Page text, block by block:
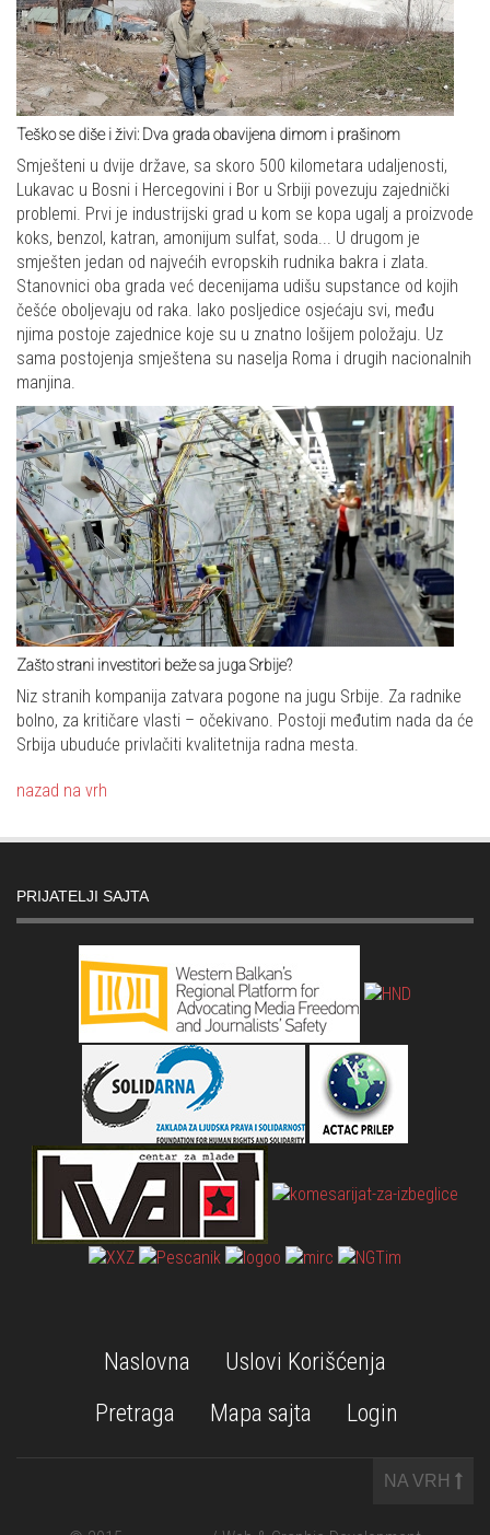
Teško se diše i živi: Dva grada obavijena dimom i prašinom
Smješteni u dvije države, sa skoro 500 kilometara udaljenosti,
Lukavac u Bosni i Hercegovini i Bor u Srbiji povezuju zajednički
problemi. Prvi je industrijski grad u kom se kopa ugalj a proizvode
koks, benzol, katran, amonijum sulfat, soda... U drugom je
smješten jedan od najvećih evropskih rudnika bakra i zlata.
Stanovnici oba grada već decenijama udišu supstance od kojih
češće oboljevaju od raka. Iako posljedice osjećaju svi, među
njima postoje zajednice koje su u znatno lošijem položaju. Uz
sama postojenja smještena su naselja Roma i drugih nacionalnih
manjina.
Zašto strani investitori beže sa juga Srbije?
Niz stranih kompanija zatvara pogone na jugu Srbije. Za radnike
bolno, za kritičare vlasti – očekivano. Postoji međutim nada da će
Srbija ubuduće privlačiti kvalitetnija radna mesta.
nazad na vrh
PRIJATELJI SAJTA
Naslovna
Uslovi Korišćenja
Pretraga
Mapa sajta Login
NA VRH